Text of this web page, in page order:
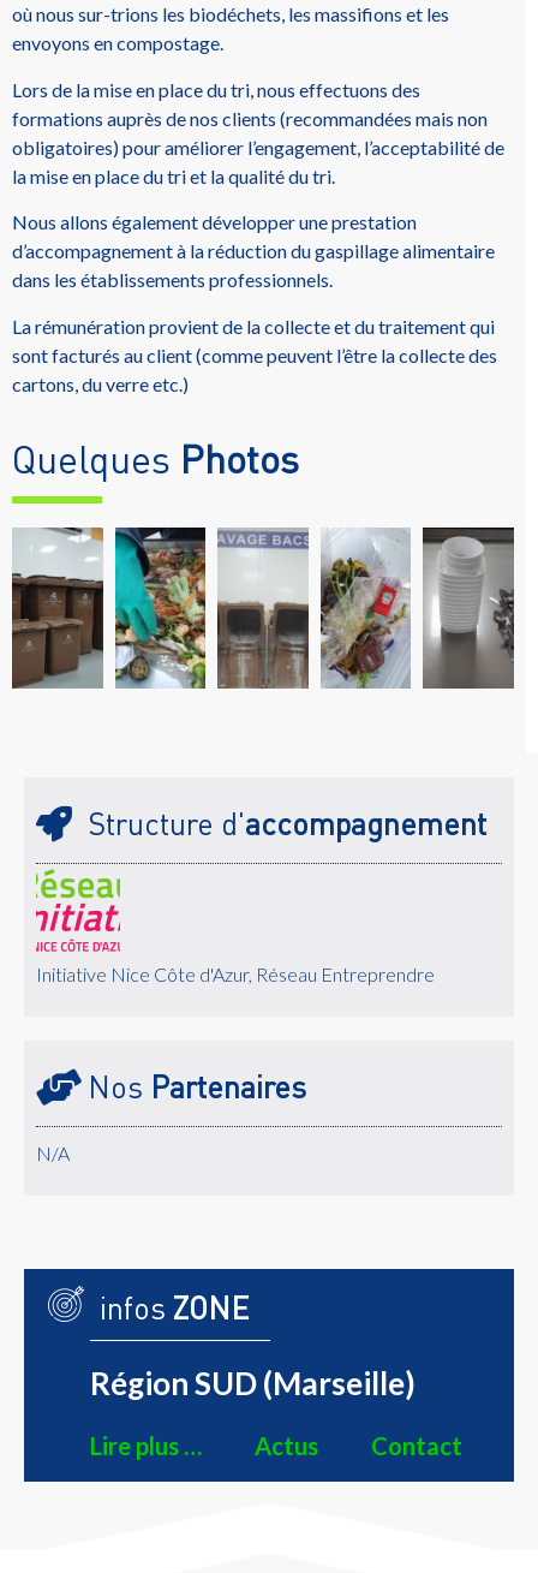
où nous sur-trions les biodéchets, les massifions et les
envoyons en compostage.
Lors de la mise en place du tri, nous effectuons des
formations auprès de nos clients (recommandées mais non
obligatoires) pour améliorer l’engagement, l’acceptabilité de
la mise en place du tri et la qualité du tri.
Nous allons également développer une prestation
d’accompagnement à la réduction du gaspillage alimentaire
dans les établissements professionnels.
La rémunération provient de la collecte et du traitement qui
sont facturés au client (comme peuvent l’être la collecte des
cartons, du verre etc.)
Quelques Photos
Structure d'accompagnement
Initiative Nice Côte d'Azur, Réseau Entreprendre
Nos Partenaires
N/A
infos ZONE
Région SUD (Marseille)
Lire plus … Actus Contact